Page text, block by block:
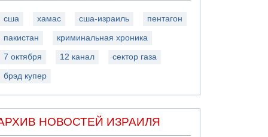
сша хамас сша-израиль пентагон
пакистан криминальная хроника
7 октября 12 канал сектор газа
брэд купер
НОВОСТЕЙ ИЗРАИЛЯ